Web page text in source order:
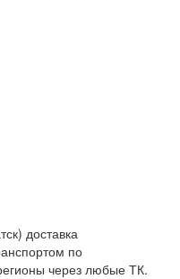
доставка
по
через любые ТК.